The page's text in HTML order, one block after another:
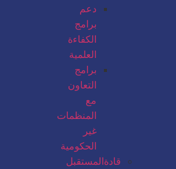
دعم
برامج
الكفاءة
العلمية
برامج
التعاون
مع
المنظمات
غير
الحكومية
قادةالمستقبل